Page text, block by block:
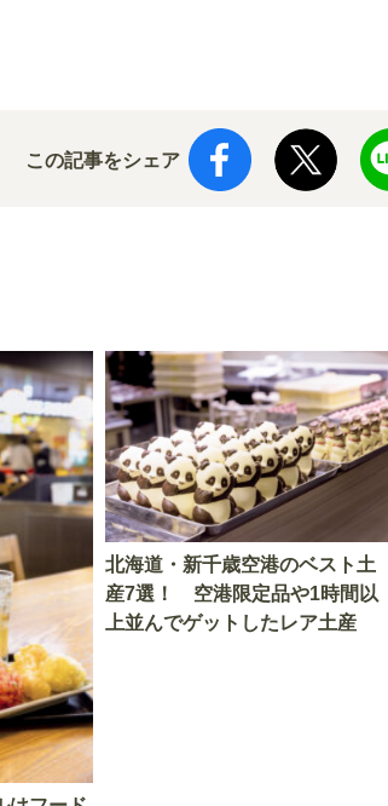
この記事をシェア
北海道・新千歳空港のベスト土
産7選！ 空港限定品や1時間以
上並んでゲットしたレア土産